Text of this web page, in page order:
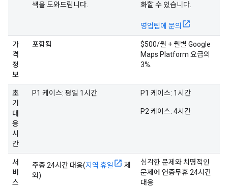
색을 도와드립니다.
화할 수 있습니다.
영업팀에 문의
가
격
정
보
포함됨
$500/월 + 월별 Google
Maps Platform 요금의
3%.
초
기
대
응
시
간
P1 케이스: 평일 1시간 P1 케이스: 1시간
P2 케이스: 4시간
서
비
스
주중 24시간 대응(지역 휴일
제
외)
심각한 문제와 치명적인
문제에 연중무휴 24시간
대응